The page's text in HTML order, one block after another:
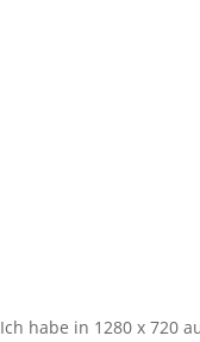
Ich habe in 1280 x 720